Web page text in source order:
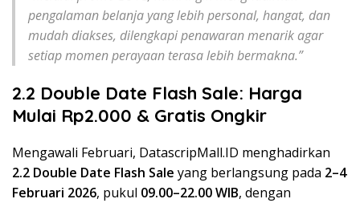
pengalaman belanja yang lebih personal, hangat, dan
mudah diakses, dilengkapi penawaran menarik agar
setiap momen perayaan terasa lebih bermakna.”
2.2 Double Date Flash Sale: Harga
Mulai Rp2.000 & Gratis Ongkir
Mengawali Februari, DatascripMall.ID menghadirkan
2.2 Double Date Flash Sale yang berlangsung pada 2–4
Februari 2026, pukul 09.00–22.00 WIB, dengan